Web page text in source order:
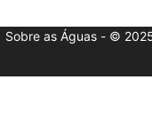
Sobre as Águas - ©